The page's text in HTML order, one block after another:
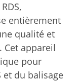
entièrement
qualité et
Cet appareil
pour
et du balisage